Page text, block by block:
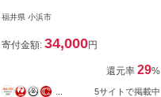
宿泊クーポン券1万円分 [C-
福井県 小浜市
寄付金額:34,000円
還元率 29%
5サイトで掲載中